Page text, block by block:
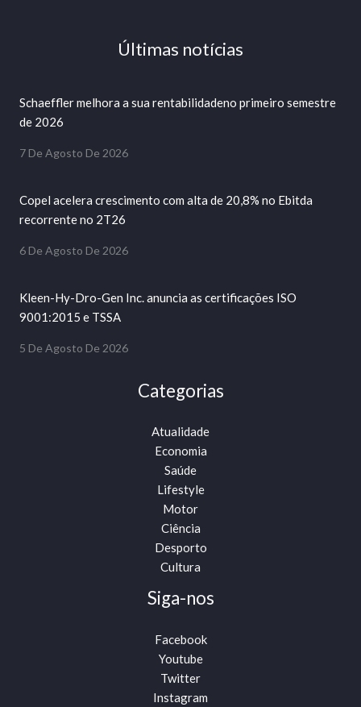
Últimas notícias
Schaeffler melhora a sua rentabilidadeno primeiro semestre
de 2026
7 De Agosto De 2026
Copel acelera crescimento com alta de 20,8% no Ebitda
recorrente no 2T26
6 De Agosto De 2026
Kleen-Hy-Dro-Gen Inc. anuncia as certificações ISO
9001:2015 e TSSA
5 De Agosto De 2026
Categorias
Atualidade
Economia
Saúde
Lifestyle
Motor
Ciência
Desporto
Cultura
Siga-nos
Facebook
Youtube
Twitter
Instagram